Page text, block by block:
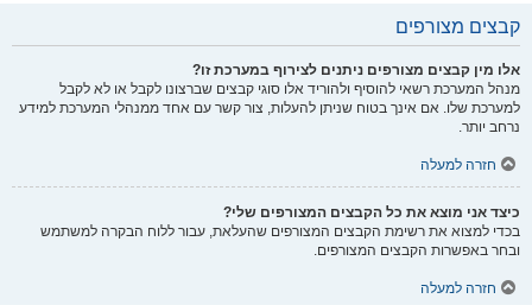
קבצים מצורפים
אלו מין קבצים מצורפים ניתנים לצירוף במערכת זו?
מנהל המערכת רשאי להוסיף ולהוריד אלו סוגי קבצים שברצונו לקבל או לא לקבל
למערכת שלו. אם אינך בטוח שניתן להעלות, צור קשר עם אחד ממנהלי המערכת למידע
נרחב יותר.
חזרה למעלה
כיצד אני מוצא את כל הקבצים המצורפים שלי?
בכדי למצוא את רשימת הקבצים המצורפים שהעלאת, עבור ללוח הבקרה למשתמש
ובחר באפשרות הקבצים המצורפים.
חזרה למעלה